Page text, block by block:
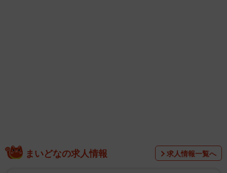
まいどなの求人情報 求人情報一覧へ